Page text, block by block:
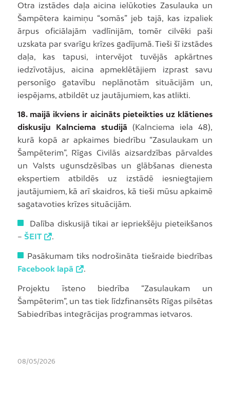
Otra izstādes daļa aicina ielūkoties Zasulauka un
Šampētera kaimiņu “somās” jeb tajā, kas izpaliek
ārpus oficiālajām vadlīnijām, tomēr cilvēki paši
uzskata par svarīgu krīzes gadījumā. Tieši šī izstādes
daļa, kas tapusi, intervējot tuvējās apkārtnes
iedzīvotājus, aicina apmeklētājiem izprast savu
personīgo gatavību neplānotām situācijām un,
iespējams, atbildēt uz jautājumiem, kas atlikti.
18. maijā ikviens ir aicināts pieteikties uz klātienes
diskusiju Kalnciema studijā (Kalnciema iela 48),
kurā kopā ar apkaimes biedrību “Zasulaukam un
Šampēterim”, Rīgas Civilās aizsardzības pārvaldes
un Valsts ugunsdzēsības un glābšanas dienesta
ekspertiem atbildēs uz izstādē iesniegtajiem
jautājumiem, kā arī skaidros, kā tieši mūsu apkaimē
sagatavoties krīzes situācijām.
Dalība diskusijā tikai ar iepriekšēju pieteikšanos
– ŠEIT .
Pasākumam tiks nodrošināta tiešraide biedrības
Facebook lapā
.
Projektu īsteno biedrība “Zasulaukam un
Šampēterim”, un tas tiek līdzfinansēts Rīgas pilsētas
Sabiedrības integrācijas programmas ietvaros.
08/05/2026